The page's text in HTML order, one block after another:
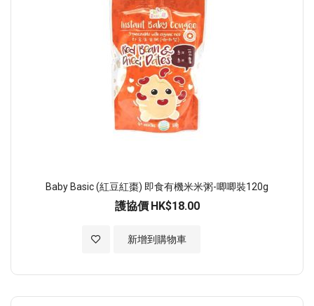
Baby Basic (紅豆紅棗) 即食有機米米粥-唧唧裝120g
護協價 HK$18.00
新增到購物車
加入至願望清單